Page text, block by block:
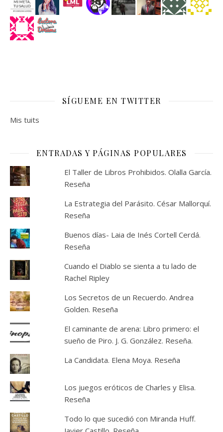
SÍGUEME EN TWITTER
Mis tuits
ENTRADAS Y PÁGINAS POPULARES
El Taller de Libros Prohibidos. Olalla García.
Reseña
La Estrategia del Parásito. César Mallorquí.
Reseña
Buenos días- Laia de Inés Cortell Cerdá.
Reseña
Cuando el Diablo se sienta a tu lado de
Rachel Ripley
Los Secretos de un Recuerdo. Andrea
Golden. Reseña
El caminante de arena: Libro primero: el
sueño de Piro. J. G. González. Reseña.
La Candidata. Elena Moya. Reseña
Los juegos eróticos de Charles y Elisa.
Reseña
Todo lo que sucedió con Miranda Huff.